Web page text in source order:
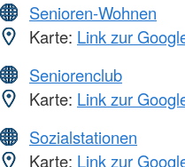
Senioren-Wohnen
Karte: Link zur
Seniorenclub
Karte: Link zur
Sozialstationen
Karte: Link zur